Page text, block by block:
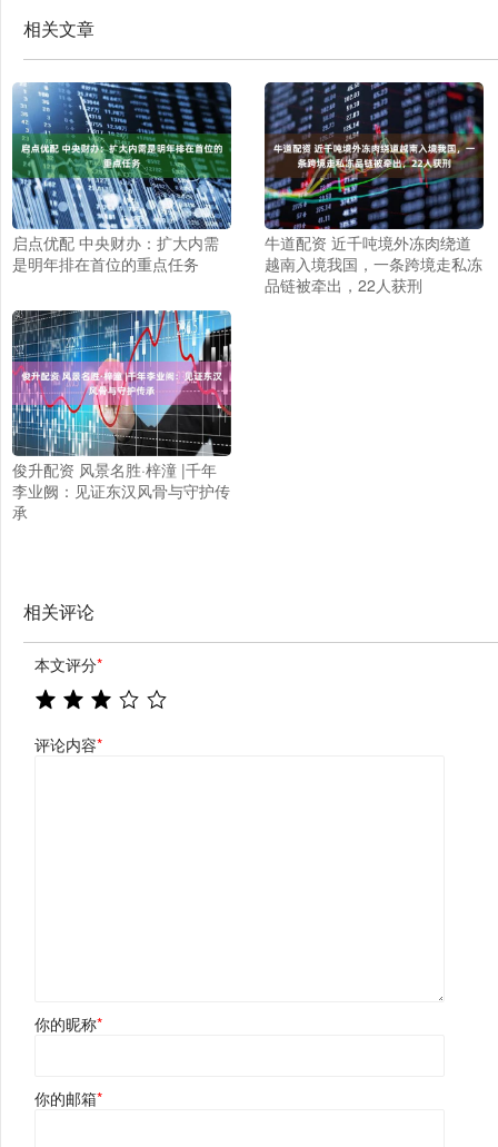
相关文章
启点优配 中央财办：扩大内需
是明年排在首位的重点任务
牛道配资 近千吨境外冻肉绕道
越南入境我国，一条跨境走私冻
品链被牵出，22人获刑
俊升配资 风景名胜·梓潼 |千年
李业阙：见证东汉风骨与守护传
承
相关评论
本文评分*
评论内容*
你的昵称*
你的邮箱*